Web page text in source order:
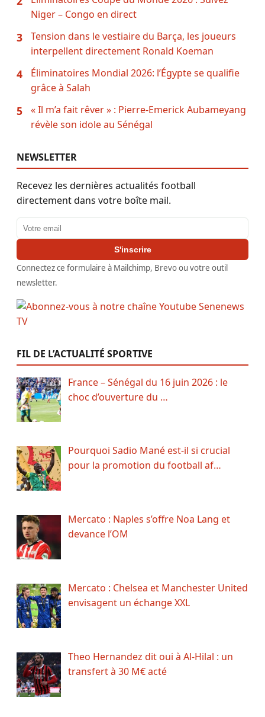
Niger – Congo en direct
3
Tension dans le vestiaire du Barça, les joueurs
interpellent directement Ronald Koeman
4
Éliminatoires Mondial 2026: l’Égypte se qualifie
grâce à Salah
5
« Il m’a fait rêver » : Pierre-Emerick Aubameyang
révèle son idole au Sénégal
NEWSLETTER
Recevez les dernières actualités football
directement dans votre boîte mail.
Adresse email
S'inscrire
Connectez ce formulaire à Mailchimp, Brevo ou votre outil
newsletter.
FIL DE L’ACTUALITÉ SPORTIVE
France – Sénégal du 16 juin 2026 : le
choc d’ouverture du …
Pourquoi Sadio Mané est-il si crucial
pour la promotion du football af…
Mercato : Naples s’offre Noa Lang et
devance l’OM
Mercato : Chelsea et Manchester United
envisagent un échange XXL
Theo Hernandez dit oui à Al-Hilal : un
transfert à 30 M€ acté